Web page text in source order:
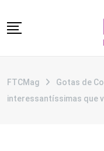
to
CATEGORIAS
FTCMag Gotas de
interessantíssimas que